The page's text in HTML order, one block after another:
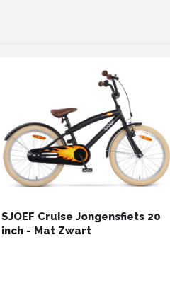
SJOEF Cruise Jongensfiets 20
inch - Mat Zwart